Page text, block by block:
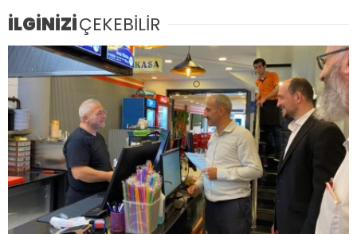
İLGİNİZİÇEKEBİLİR